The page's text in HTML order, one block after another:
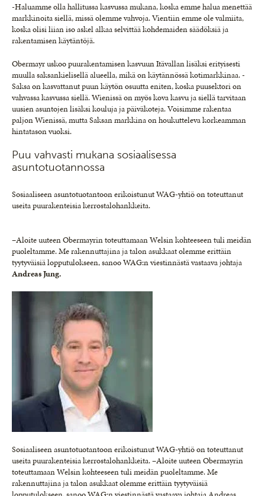
-Haluamme olla hallitussa kasvussa mukana, koska emme halua menettää
markkinoita siellä, missä olemme vahvoja. Vientiin emme ole valmiita,
koska olisi liian iso askel alkaa selvittää kohdemaiden säädöksiä ja
rakentamisen käytäntöjä.
Obermayr uskoo puurakentamisen kasvuun Itävallan lisäksi erityisesti
muulla saksankielisellä alueella, mikä on käytännössä kotimarkkinaa. -
Saksa on kasvattanut puun käytön osuutta eniten, koska puusektori on
vahvassa kasvussa siellä. Wienissä on myös kova kasvu ja siellä tarvitaan
uusien asuntojen lisäksi kouluja ja päiväkoteja. Voisimme rakentaa
paljon Wienissä, mutta Saksan markkina on houkutteleva korkeamman
hintatason vuoksi.
Puu vahvasti mukana sosiaalisessa
asuntotuotannossa
Sosiaaliseen asuntotuotantoon erikoistunut WAG-yhtiö on toteuttanut
useita puurakenteisia kerrostalohankkeita.
–Aloite uuteen Obermayrin toteuttamaan Welsin kohteeseen tuli meidän
puoleltamme. Me rakennuttajina ja talon asukkaat olemme erittäin
tyytyväisiä lopputulokseen, sanoo WAG:n viestinnästä vastaava johtaja
Andreas Jung.
Sosiaaliseen asuntotuotantoon erikoistunut WAG-yhtiö on toteuttanut
useita puurakenteisia kerrostalohankkeita. –Aloite uuteen Obermayrin
toteuttamaan Welsin kohteeseen tuli meidän puoleltamme. Me
rakennuttajina ja talon asukkaat olemme erittäin tyytyväisiä